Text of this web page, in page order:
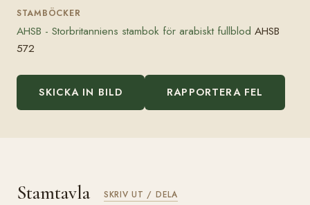
STAMBÖCKER
AHSB - Storbritanniens stambok för arabiskt fullblod AHSB
572
SKICKA IN BILD RAPPORTERA FEL
Stamtavla SKRIV UT / DELA